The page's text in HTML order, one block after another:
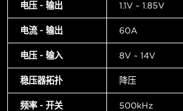
电压 - 输出 1.1V ~ 1.85V
电流 - 输出 60A
电压 - 输入 8V ~ 14V
稳压器拓扑 降压
频率 - 开关 500kHz